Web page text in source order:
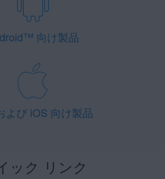
™ 向け製品
よび iOS 向け製品
ック リンク